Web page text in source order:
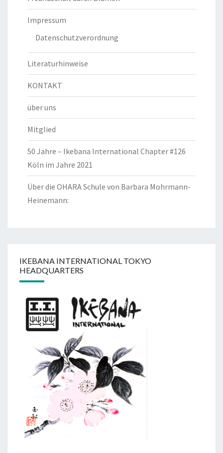
Impressum
Datenschutzverordnung
Literaturhinweise
KONTAKT
über uns
Mitglied
50 Jahre – Ikebana International Chapter #126
Köln im Jahre 2021
Über die OHARA Schule von Barbara Mohrmann-
Heinemann:
IKEBANA INTERNATIONAL TOKYO
HEADQUARTERS